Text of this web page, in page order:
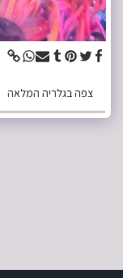
צפה בגלריה המלאה